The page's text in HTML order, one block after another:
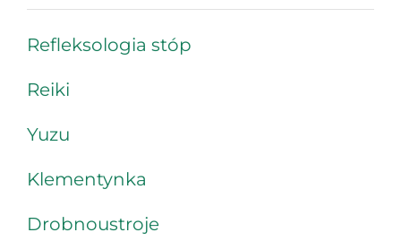
Refleksologia stóp
Reiki
Yuzu
Klementynka
Drobnoustroje